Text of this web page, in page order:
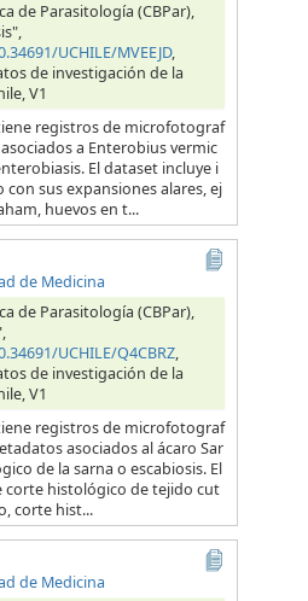
de Parasitología (CBPar),
UCHILE/MVEEJD,
de investigación de la
V1
registros de microfotograf
a Enterobius vermic
El dataset incluye i
sus expansiones alares, ej
huevos en t...
de Medicina
de Parasitología (CBPar),
UCHILE/Q4CBRZ,
de investigación de la
V1
registros de microfotograf
asociados al ácaro Sar
de la sarna o escabiosis. El
corte histológico de tejido cut
corte hist...
de Medicina